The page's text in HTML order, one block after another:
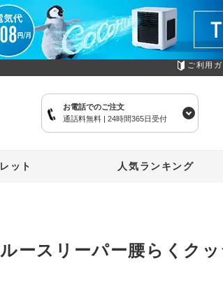
ご利用ガ
お電話でのご注文
通話料無料 | 24時間365日受付
ット 人気ランキング
ルースリーパー腰らくク